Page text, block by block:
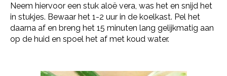
Neem hiervoor een stuk aloë vera, was het en snijd het
in stukjes. Bewaar het 1-2 uur in de koelkast. Pel het
daarna af en breng het 15 minuten lang gelijkmatig aan
op de huid en spoel het af met koud water.